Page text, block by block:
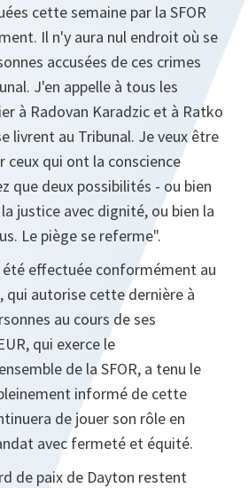
cette semaine par la SFOR
Il n'y aura nul endroit où se
accusées de ces crimes
J'en appelle à tous les
à Radovan Karadzic et à Ratko
livrent au Tribunal. Je veux être
qui ont la conscience
que deux possibilités - ou bien
justice avec dignité, ou bien la
Le piège se referme".
effectuée conformément au
qui autorise cette dernière à
au cours de ses
qui exerce le
de la SFOR, a tenu le
informé de cette
de jouer son rôle en
avec fermeté et équité.
de paix de Dayton restent